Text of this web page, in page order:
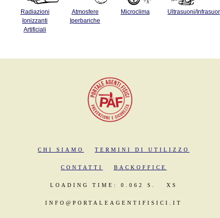
Radiazioni
Ionizzanti
Artificiali
Atmosfere
Iperbariche
Microclima Ultrasuoni/
CHI SIAMO TERMINI DI UTILIZZO
CONTATTI BACKOFFICE
LOADING TIME: 0.062 S. XS
INFO@PORTALEAGENTIFISICI.IT